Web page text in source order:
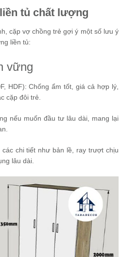
tủ chất lượng
cặp vợ chồng trẻ gợi ý một số lưu ý
liền tủ:
vững
HDF): Chống ẩm tốt, giá cả hợp lý,
cặp đôi trẻ.
nếu muốn đầu tư lâu dài, mang lại
chi tiết như bản lề, ray trượt chịu
lâu dài.